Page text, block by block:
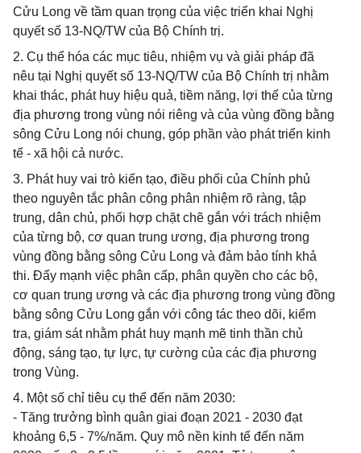
Cửu Long về tầm quan trọng của việc triển khai Nghị
quyết số 13-NQ/TW của Bộ Chính trị.
2. Cụ thể hóa các mục tiêu, nhiệm vụ và giải pháp đã
nêu tại Nghị quyết số 13-NQ/TW của Bộ Chính trị nhằm
khai thác, phát huy hiệu quả, tiềm năng, lợi thế của từng
địa phương trong vùng nói riêng và của vùng đồng bằng
sông Cửu Long nói chung, góp phần vào phát triển kinh
tế - xã hội cả nước.
3. Phát huy vai trò kiến tạo, điều phối của Chính phủ
theo nguyên tắc phân công phân nhiệm rõ ràng, tập
trung, dân chủ, phối hợp chặt chẽ gắn với trách nhiệm
của từng bộ, cơ quan trung ương, địa phương trong
vùng đồng bằng sông Cửu Long và đảm bảo tính khả
thi. Đẩy mạnh việc phân cấp, phân quyền cho các bộ,
cơ quan trung ương và các địa phương trong vùng đồng
bằng sông Cửu Long gắn với công tác theo dõi, kiểm
tra, giám sát nhằm phát huy mạnh mẽ tinh thần chủ
động, sáng tạo, tự lực, tự cường của các địa phương
trong Vùng.
4. Một số chỉ tiêu cụ thể đến năm 2030:
- Tăng trưởng bình quân giai đoạn 2021 - 2030 đạt
khoảng 6,5 - 7%/năm. Quy mô nền kinh tế đến năm